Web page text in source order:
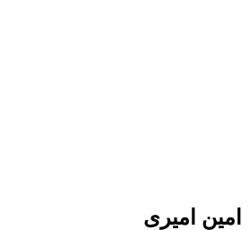
امین امیری